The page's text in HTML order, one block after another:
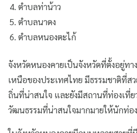
ตำบลท่าน้าว
ตำบลนาดง
ตำบลหนองตะไก้
จังหวัดหนองคายเป็นจังหวัดที่ตั้งอยู่ทา
เหนือของประเทศไทย มีธรรมชาติที่ส
ถิ่นที่น่าสนใจ และยังมีสถานที่ท่องเที่ย
วัฒนธรรมที่น่าสนใจมากมายให้นักท่อ